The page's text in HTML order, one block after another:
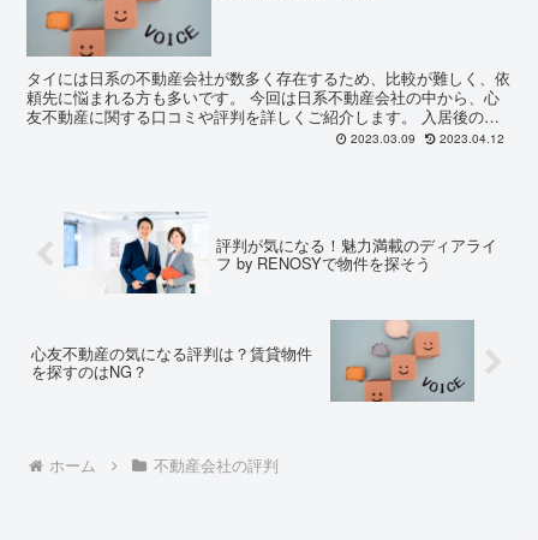
タイには日系の不動産会社が数多く存在するため、比較が難しく、依
頼先に悩まれる方も多いです。 今回は日系不動産会社の中から、心
友不動産に関する口コミや評判を詳しくご紹介します。 入居後のサ
ポートを含め、不動産会社選びの失敗はその後のタイ生活に...
2023.03.09 2023.04.12
評判が気になる！魅力満載のディアライ
フ by RENOSYで物件を探そう
心友不動産の気になる評判は？賃貸物件
を探すのはNG？
ホーム 不動産会社の評判